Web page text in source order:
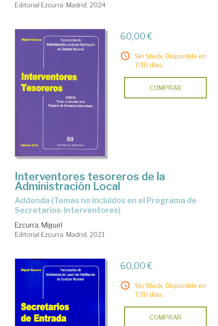
Editorial Ezcurra. Madrid, 2024
60,00 €
Sin Stock. Disponible en
7/10 días.
COMPRAR
Interventores tesoreros de la
Administración Local
Addenda (Temas no incluidos en el Programa de
Secretarios-Interventores)
Ezcurra, Miguel
Editorial Ezcurra. Madrid, 2021
60,00 €
Sin Stock. Disponible en
7/10 días.
COMPRAR